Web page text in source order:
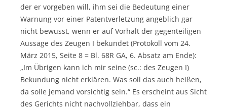
der er vorgeben will, ihm sei die Bedeutung einer
Warnung vor einer Patentverletzung angeblich gar
nicht bewusst, wenn er auf Vorhalt der gegenteiligen
Aussage des Zeugen I bekundet (Protokoll vom 24.
März 2015, Seite 8 = Bl. 68R GA, 6. Absatz am Ende):
„Im Übrigen kann ich mir seine (sc.: des Zeugen I)
Bekundung nicht erklären. Was soll das auch heißen,
da solle jemand vorsichtig sein.“ Es erscheint aus Sicht
des Gerichts nicht nachvollziehbar, dass ein